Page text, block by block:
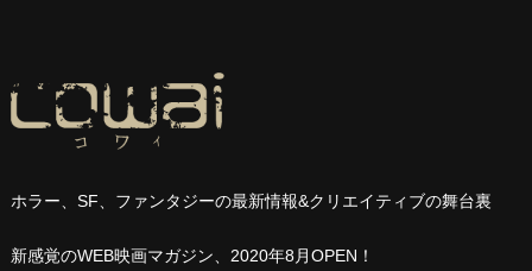
ホラー、SF 、ファンタジーの最新情報&クリエイティブの舞台裏
新感覚のWEB映画マガジン、 2020年8 月OPEN ！